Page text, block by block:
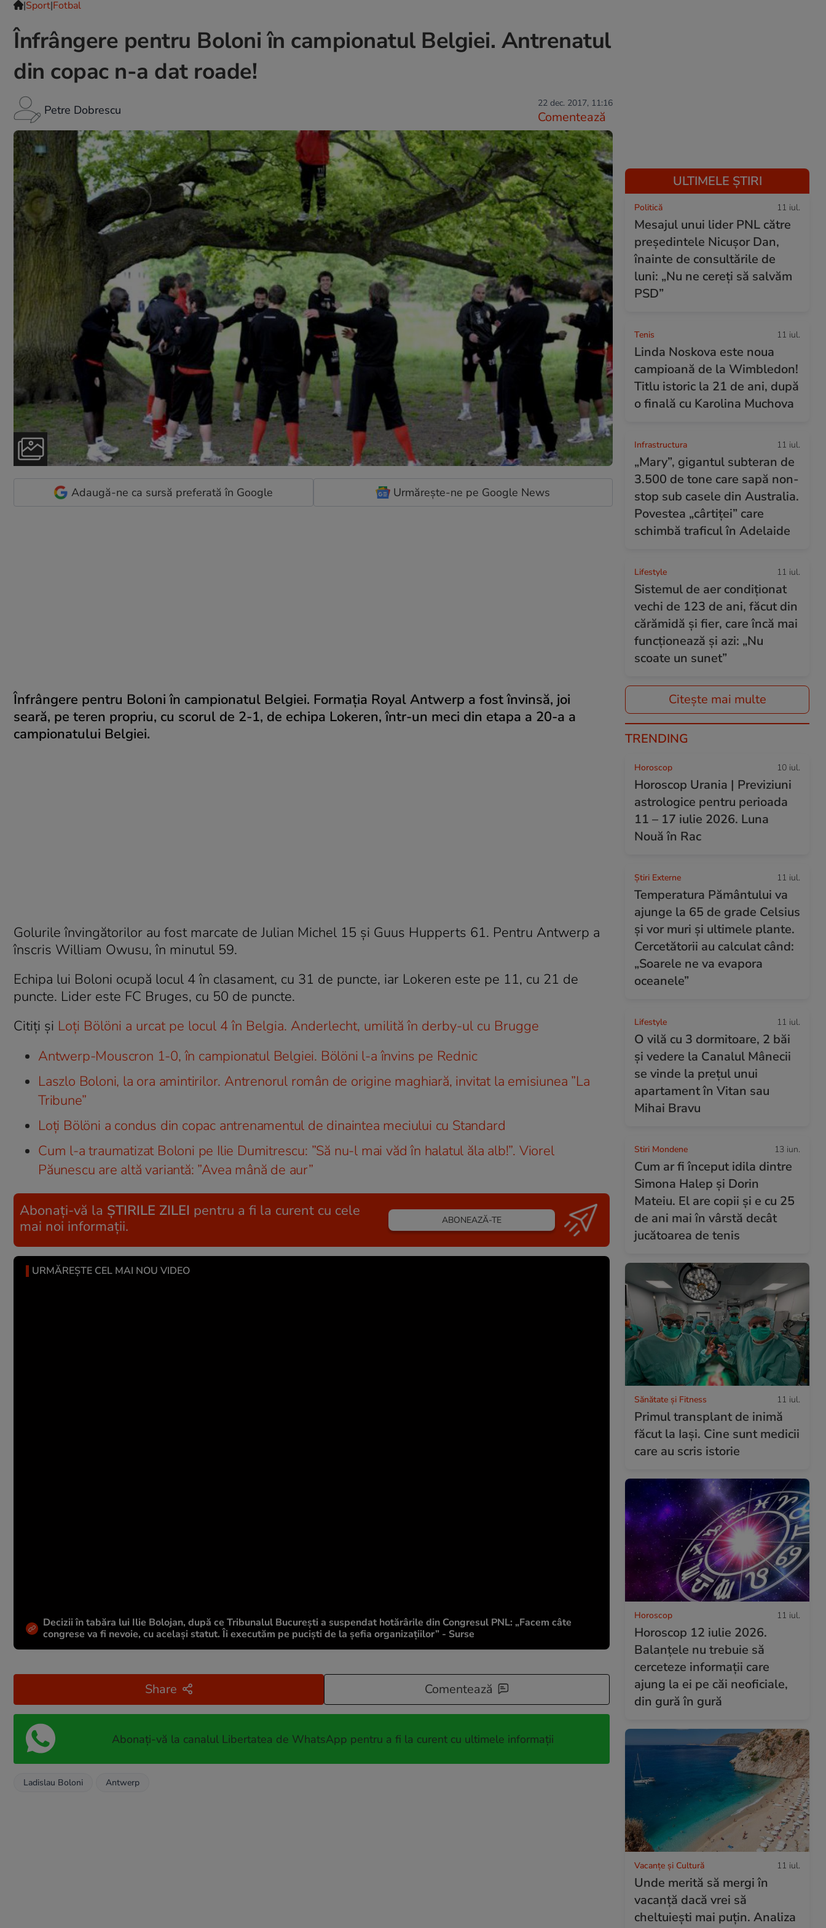
|Sport|Fotbal
Înfrângere pentru Boloni în campionatul Belgiei. Antrenatul
din copac n-a dat roade!
Petre Dobrescu 22 dec. 2017, 11:16
Comentează
Adaugă-ne ca sursă preferată în Google Urmărește-ne pe Google News
Înfrângere pentru Boloni în campionatul Belgiei. Formaţia Royal Antwerp a fost învinsă, joi
seară, pe teren propriu, cu scorul de 2-1, de echipa Lokeren, într-un meci din etapa a 20-a a
campionatului Belgiei.
Golurile învingătorilor au fost marcate de Julian Michel 15 şi Guus Hupperts 61. Pentru Antwerp a
înscris William Owusu, în minutul 59.
Echipa lui Boloni ocupă locul 4 în clasament, cu 31 de puncte, iar Lokeren este pe 11, cu 21 de
puncte. Lider este FC Bruges, cu 50 de puncte.
Citiți și Loți Bölöni a urcat pe locul 4 în Belgia. Anderlecht, umilită în derby-ul cu Brugge
Antwerp-Mouscron 1-0, în campionatul Belgiei. Bölöni l-a învins pe Rednic
Laszlo Boloni, la ora amintirilor. Antrenorul român de origine maghiară, invitat la emisiunea ”La
Tribune”
Loţi Bölöni a condus din copac antrenamentul de dinaintea meciului cu Standard
Cum l-a traumatizat Boloni pe Ilie Dumitrescu: ”Să nu-l mai văd în halatul ăla alb!”. Viorel
Păunescu are altă variantă: ”Avea mână de aur”
Abonați-vă la ȘTIRILE ZILEI pentru a fi la curent cu cele
mai noi informații.
ABONEAZĂ-TE
URMĂREȘTE CEL MAI NOU VIDEO
Decizii în tabăra lui Ilie Bolojan, după ce Tribunalul București a suspendat hotărârile din Congresul PNL: „Facem câte
congrese va fi nevoie, cu același statut. Îi executăm pe puciști de la șefia organizațiilor” - Surse
Share Comentează
Abonați-vă la canalul Libertatea de WhatsApp pentru a fi la curent cu ultimele informații
Ladislau Boloni Antwerp
ULTIMELE ȘTIRI
Politică 11 iul.
Mesajul unui lider PNL către
președintele Nicușor Dan,
înainte de consultările de
luni: „Nu ne cereți să salvăm
PSD”
Tenis 11 iul.
Linda Noskova este noua
campioană de la Wimbledon!
Titlu istoric la 21 de ani, după
o finală cu Karolina Muchova
Infrastructura 11 iul.
„Mary”, gigantul subteran de
3.500 de tone care sapă non-
stop sub casele din Australia.
Povestea „cârtiței” care
schimbă traficul în Adelaide
Lifestyle 11 iul.
Sistemul de aer condiționat
vechi de 123 de ani, făcut din
cărămidă și fier, care încă mai
funcționează și azi: „Nu
scoate un sunet”
Citește mai multe
TRENDING
Horoscop 10 iul.
Horoscop Urania | Previziuni
astrologice pentru perioada
11 – 17 iulie 2026. Luna
Nouă în Rac
Știri Externe 11 iul.
Temperatura Pământului va
ajunge la 65 de grade Celsius
și vor muri și ultimele plante.
Cercetătorii au calculat când:
„Soarele ne va evapora
oceanele”
Lifestyle 11 iul.
O vilă cu 3 dormitoare, 2 băi
și vedere la Canalul Mânecii
se vinde la prețul unui
apartament în Vitan sau
Mihai Bravu
Stiri Mondene 13 iun.
Cum ar fi început idila dintre
Simona Halep și Dorin
Mateiu. El are copii și e cu 25
de ani mai în vârstă decât
jucătoarea de tenis
Sănătate și Fitness 11 iul.
Primul transplant de inimă
făcut la Iași. Cine sunt medicii
care au scris istorie
Horoscop 11 iul.
Horoscop 12 iulie 2026.
Balanțele nu trebuie să
cerceteze informații care
ajung la ei pe căi neoficiale,
din gură în gură
Vacanțe și Cultură 11 iul.
Unde merită să mergi în
vacanță dacă vrei să
cheltuiești mai puțin. Analiza